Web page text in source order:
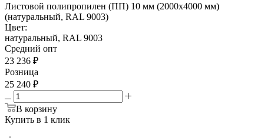
Листовой полипропилен (ПП) 10 мм (2000х4000 мм)
(натуральный, RAL 9003)
Цвет:
натуральный, RAL 9003
Средний опт
23 236 ₽
Розница
25 240 ₽
В корзину
Купить в 1 клик